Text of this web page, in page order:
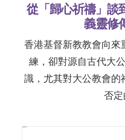
從「歸心祈禱」談
義靈修
香港基督新教教會向
練，卻對源自古代大
識，尤其對大公教會
否